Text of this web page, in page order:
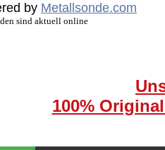
by Metallsonde.com
sind aktuell online
100%